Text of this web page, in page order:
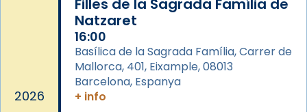
del temple amb les relíquies de les santes.
Des de 1985 hi participa també un grup de
diablesses amb música i ball propis. Festa
gran a Mataró.
«Si vols saber què és calor, ves per les
Santes a Mataró»🥵.
2026
Filles de la Sagrada Família de
Natzaret
16:00
Basílica de la Sagrada Família, Carrer de
Mallorca, 401, Eixample, 08013
Barcelona, Espanya
+ info